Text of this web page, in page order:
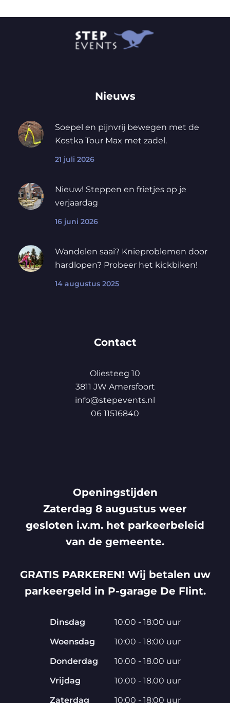
Nieuws
Soepel en pijnvrij bewegen met de
Kostka Tour Max met zadel.
21 juli 2026
Nieuw! Steppen en frietjes op je
verjaardag
16 juni 2026
Wandelen saai? Knieproblemen door
hardlopen? Probeer het kickbiken!
14 augustus 2025
Contact
Oliesteeg 10
3811 JW Amersfoort
info@stepevents.nl
06 11516840
Openingstijden
Zaterdag 8 augustus weer
gesloten i.v.m. het parkeerbeleid
van de gemeente.
GRATIS PARKEREN! Wij betalen uw
parkeergeld in P-garage De Flint.
Dinsdag
10:00 - 18:00 uur
Woensdag
10:00 - 18:00 uur
Donderdag
10.00 - 18.00 uur
Vrijdag
10.00 - 18.00 uur
Zaterdag
10:00 - 18:00 uur